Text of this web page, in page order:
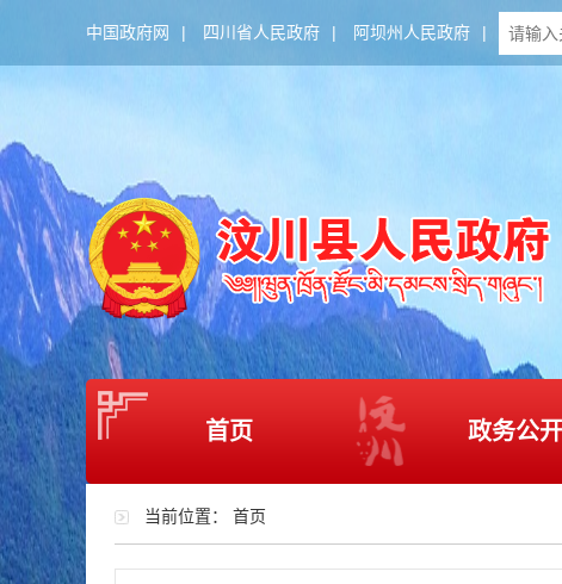
中国政府网 | 四川省人民政府 | 阿坝州人民政府 |
首页 政务公开
当前位置： 首页